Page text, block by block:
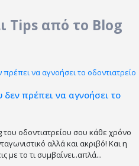
Tips από το Blog
πρέπει να αγνοήσει το
του οδοντιατρείου σου κάθε χρόνο
αλλά και ακριβό! Και η
με το τι συμβαίνει..απλά...